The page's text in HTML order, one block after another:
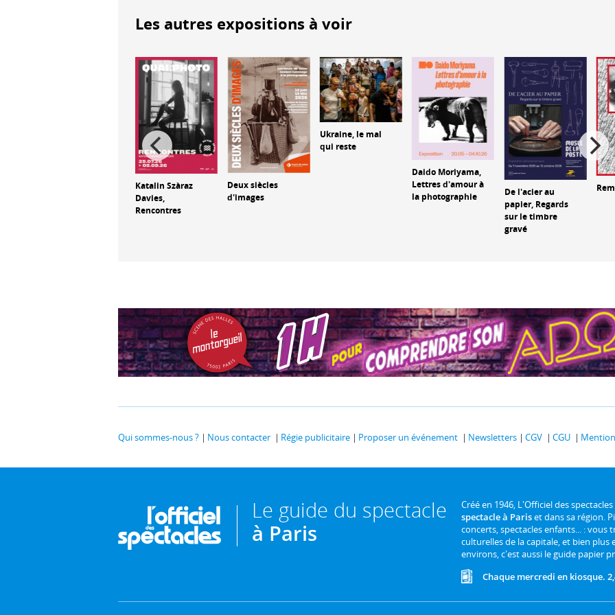
Les autres expositions à voir
Katalin Szàraz
Davies,
Rencontres
Deux siècles
d'images
Ukraine, le mal
qui reste
Daido Moriyama,
Lettres d'amour à
la photographie
De l'acier au
papier, Regards
sur le timbre
gravé
Qui sommes-nous ? Nous contacter Régie publicitaire Proposer un événement Newsletters CGV CGU
Le guide du spectacle
à Paris
Créé en 1946, L'Officiel des
spectacle à Pariset dans sa région.
concerts, spectacles enfants... :
culturelles de la capitale, et bien plus
environs, c'est aussi le guide papier
Chaque mercredi en kiosque.